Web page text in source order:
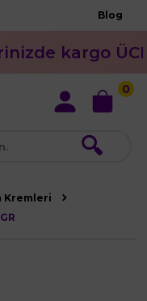
Blog
kargo
🔍
0
Kremleri